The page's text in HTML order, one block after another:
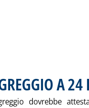
A
dovrebbe